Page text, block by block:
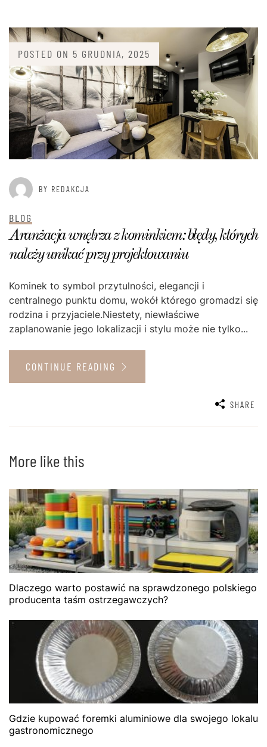
POSTED ON 5 GRUDNIA, 2025
BY REDAKCJA
BLOG
Aranżacja wnętrza z kominkiem: błędy, których
należy unikać przy projektowaniu
Kominek to symbol przytulności, elegancji i
centralnego punktu domu, wokół którego gromadzi się
rodzina i przyjaciele.Niestety, niewłaściwe
zaplanowanie jego lokalizacji i stylu może nie tylko...
CONTINUE READING
SHARE
More like this
Dlaczego warto postawić na sprawdzonego polskiego
producenta taśm ostrzegawczych?
Gdzie kupować foremki aluminiowe dla swojego lokalu
gastronomicznego